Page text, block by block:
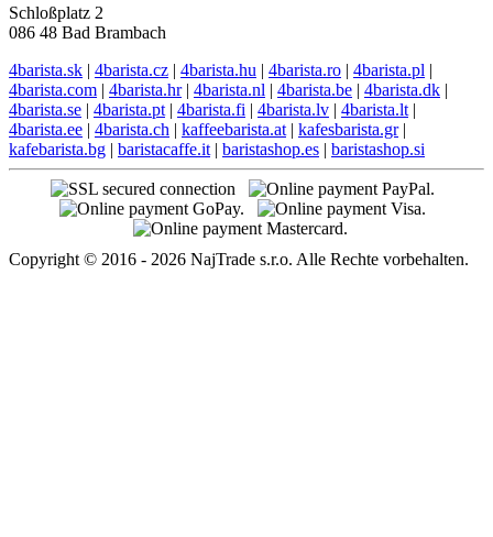
Schloßplatz 2
086 48 Bad Brambach
4barista.sk | 4barista.cz | 4barista.hu | 4barista.ro | 4barista.pl |
4barista.com | 4barista.hr| 4barista.nl | 4barista.be | 4barista.dk |
4barista.se | 4barista.pt | 4barista.fi | 4barista.lv | 4barista.lt |
4barista.ee | 4barista.ch | kaffeebarista.at | kafesbarista.gr|
kafebarista.bg | baristacaffe.it | baristashop.es | baristashop.si
Copyright © 2016 - 2026 NajTrade s.r.o. Alle Rechte vorbehalten.